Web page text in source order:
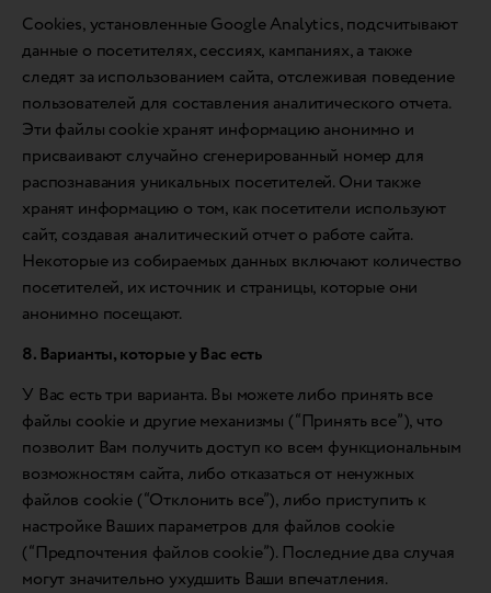
Cookies, установленные Google Analytics, подсчитывают
данные о посетителях, сессиях, кампаниях, а также
следят за использованием сайта, отслеживая поведение
пользователей для составления аналитического отчета.
Эти файлы cookie хранят информацию анонимно и
присваивают случайно сгенерированный номер для
распознавания уникальных посетителей. Они также
хранят информацию о том, как посетители используют
сайт, создавая аналитический отчет о работе сайта.
Некоторые из собираемых данных включают количество
посетителей, их источник и страницы, которые они
анонимно посещают.
8. Варианты, которые у Вас есть
У Вас есть три варианта. Вы можете либо принять все
файлы cookie и другие механизмы (“Принять все”), что
позволит Вам получить доступ ко всем функциональным
возможностям сайта, либо отказаться от ненужных
файлов cookie (“Отклонить все”), либо приступить к
настройке Ваших параметров для файлов cookie
(“Предпочтения файлов cookie”). Последние два случая
могут значительно ухудшить Ваши впечатления.